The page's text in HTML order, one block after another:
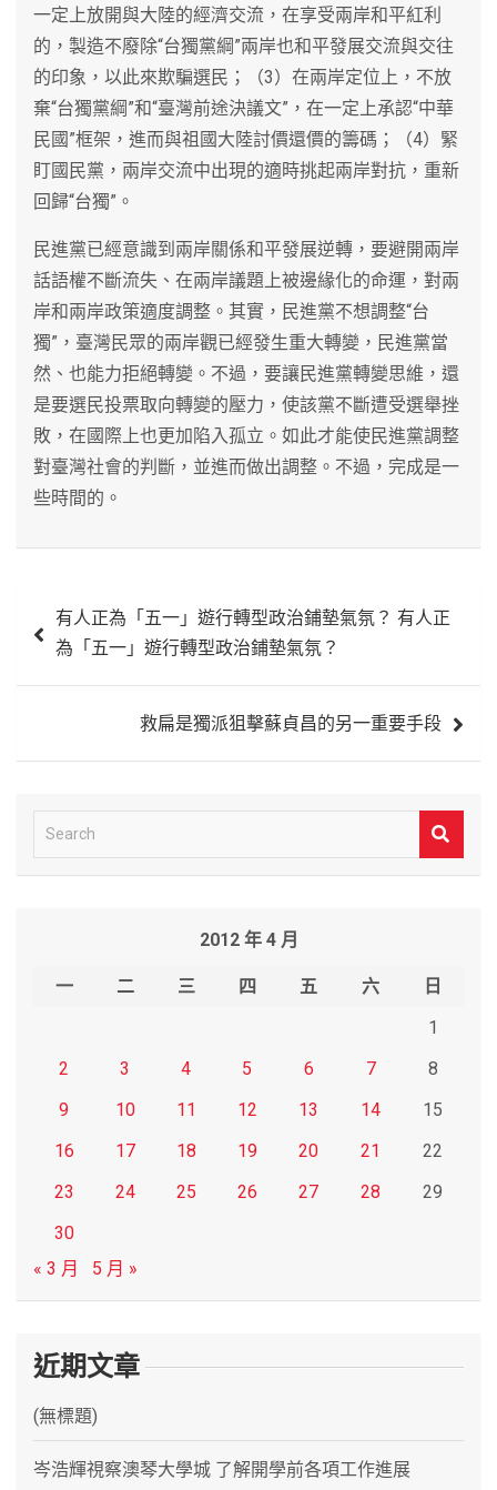
一定上放開與大陸的經濟交流，在享受兩岸和平紅利
的，製造不廢除“台獨黨綱”兩岸也和平發展交流與交往
的印象，以此來欺騙選民；（3）在兩岸定位上，不放
棄“台獨黨綱”和“臺灣前途決議文”，在一定上承認“中華
民國”框架，進而與祖國大陸討價還價的籌碼；（4）緊
盯國民黨，兩岸交流中出現的適時挑起兩岸對抗，重新
回歸“台獨”。
民進黨已經意識到兩岸關係和平發展逆轉，要避開兩岸
話語權不斷流失、在兩岸議題上被邊緣化的命運，對兩
岸和兩岸政策適度調整。其實，民進黨不想調整“台
獨”，臺灣民眾的兩岸觀已經發生重大轉變，民進黨當
然、也能力拒絕轉變。不過，要讓民進黨轉變思維，還
是要選民投票取向轉變的壓力，使該黨不斷遭受選舉挫
敗，在國際上也更加陷入孤立。如此才能使民進黨調整
對臺灣社會的判斷，並進而做出調整。不過，完成是一
些時間的。
章
有人正為「五一」遊行轉型政治鋪墊氣氛？ 有人正
為「五一」遊行轉型政治鋪墊氣氛？
救扁是獨派狙擊蘇貞昌的另一重要手段
e
2012 年 4 月
一 二 三 四 五 六
日
1
2
3 4 5 6 7
8
9
10 11 12 13 14
15
16
17 18 19 20 21
22
23
24 25 26 27 28
29
30
« 3 月
5 月 »
近期文章
(無標題)
岑浩輝視察澳琴大學城 了解開學前各項工作進展